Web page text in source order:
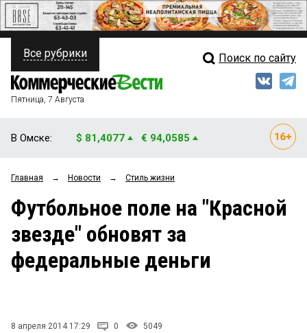
ПОЛИТИКА
ФИНАНСЫ
ОБЩЕСТВО
ЗАКОН
НОВОСТИ КОМПАНИЙ
Свежий выпуск
Рейтинги
Блоги
Архив
Все рубрики Поиск по сайту
Пятница, 7 Августа
В Омске: $ 81,4077 € 94,0585
Главная → Новости → Стиль жизни
Футбольное поле на "Красной
звезде" обновят за
федеральные деньги
8 апреля 2014 17:29 0 5049